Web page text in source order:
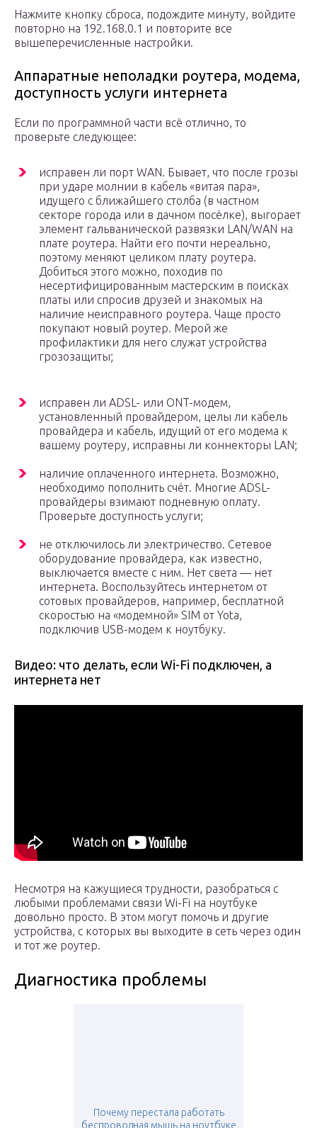
Нажмите кнопку сброса, подождите минуту, войдите
повторно на 192.168.0.1 и повторите все
вышеперечисленные настройки.
Аппаратные неполадки роутера, модема,
доступность услуги интернета
Если по программной части всё отлично, то
проверьте следующее:
исправен ли порт WAN. Бывает, что после грозы
при ударе молнии в кабель «витая пара»,
идущего с ближайшего столба (в частном
секторе города или в дачном посёлке), выгорает
элемент гальванической развязки LAN/WAN на
плате роутера. Найти его почти нереально,
поэтому меняют целиком плату роутера.
Добиться этого можно, походив по
несертифицированным мастерским в поисках
платы или спросив друзей и знакомых на
наличие неисправного роутера. Чаще просто
покупают новый роутер. Мерой же
профилактики для него служат устройства
грозозащиты;
исправен ли ADSL- или ONT-модем,
установленный провайдером, целы ли кабель
провайдера и кабель, идущий от его модема к
вашему роутеру, исправны ли коннекторы LAN;
наличие оплаченного интернета. Возможно,
необходимо пополнить счёт. Многие ADSL-
провайдеры взимают подневную оплату.
Проверьте доступность услуги;
не отключилось ли электричество. Сетевое
оборудование провайдера, как известно,
выключается вместе с ним. Нет света — нет
интернета. Воспользуйтесь интернетом от
сотовых провайдеров, например, бесплатной
скоростью на «модемной» SIM от Yota,
подключив USB-модем к ноутбуку.
Видео: что делать, если Wi-Fi подключен, а
интернета нет
Несмотря на кажущиеся трудности, разобраться с
любыми проблемами связи Wi-Fi на ноутбуке
довольно просто. В этом могут помочь и другие
устройства, с которых вы выходите в сеть через один
и тот же роутер.
Диагностика проблемы
Почему перестала работать
беспроводная мышь на ноутбуке